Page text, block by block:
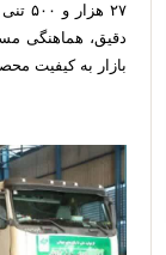
دقیق، هماهنگی
بازار به کیفیت